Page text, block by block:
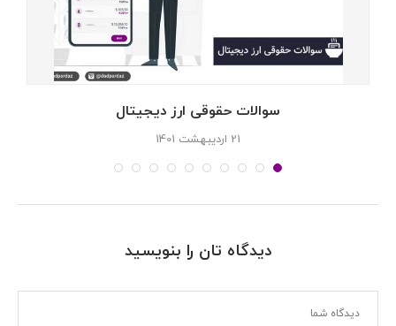
سوالات حقوقی ارز دیجیتال
21 اردیبهشت 1401
دیدگاه تان را بنویسید